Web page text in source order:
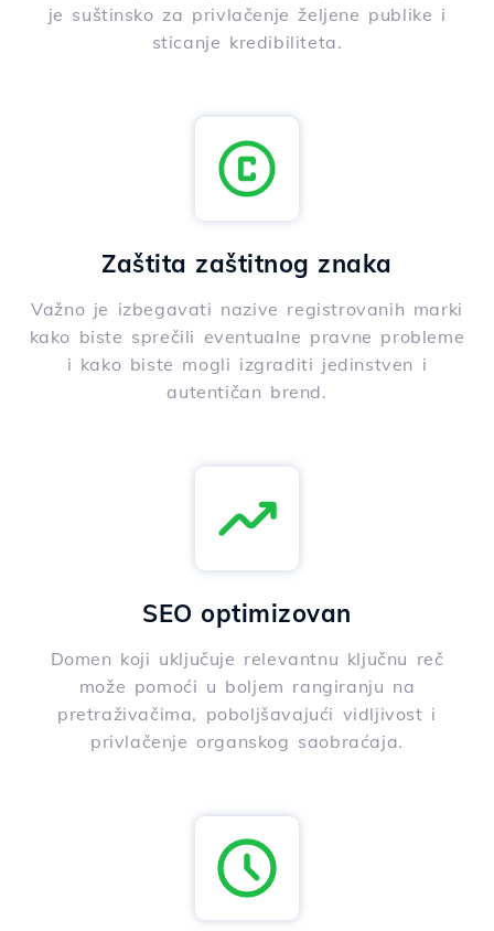
je suštinsko za privlačenje željene publike i
sticanje kredibiliteta.
Zaštita zaštitnog znaka
Važno je izbegavati nazive registrovanih marki
kako biste sprečili eventualne pravne probleme
i kako biste mogli izgraditi jedinstven i
autentičan brend.
SEO optimizovan
Domen koji uključuje relevantnu ključnu reč
može pomoći u boljem rangiranju na
pretraživačima, poboljšavajući vidljivost i
privlačenje organskog saobraćaja.